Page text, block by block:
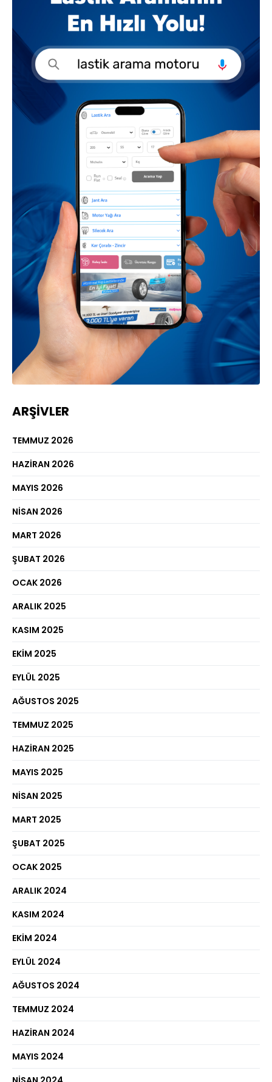
ARŞIVLER
TEMMUZ 2026
HAZIRAN 2026
MAYIS 2026
NISAN 2026
MART 2026
ŞUBAT 2026
OCAK 2026
ARALIK 2025
KASIM 2025
EKIM 2025
EYLÜL 2025
AĞUSTOS 2025
TEMMUZ 2025
HAZIRAN 2025
MAYIS 2025
NISAN 2025
MART 2025
ŞUBAT 2025
OCAK 2025
ARALIK 2024
KASIM 2024
EKIM 2024
EYLÜL 2024
AĞUSTOS 2024
TEMMUZ 2024
HAZIRAN 2024
MAYIS 2024